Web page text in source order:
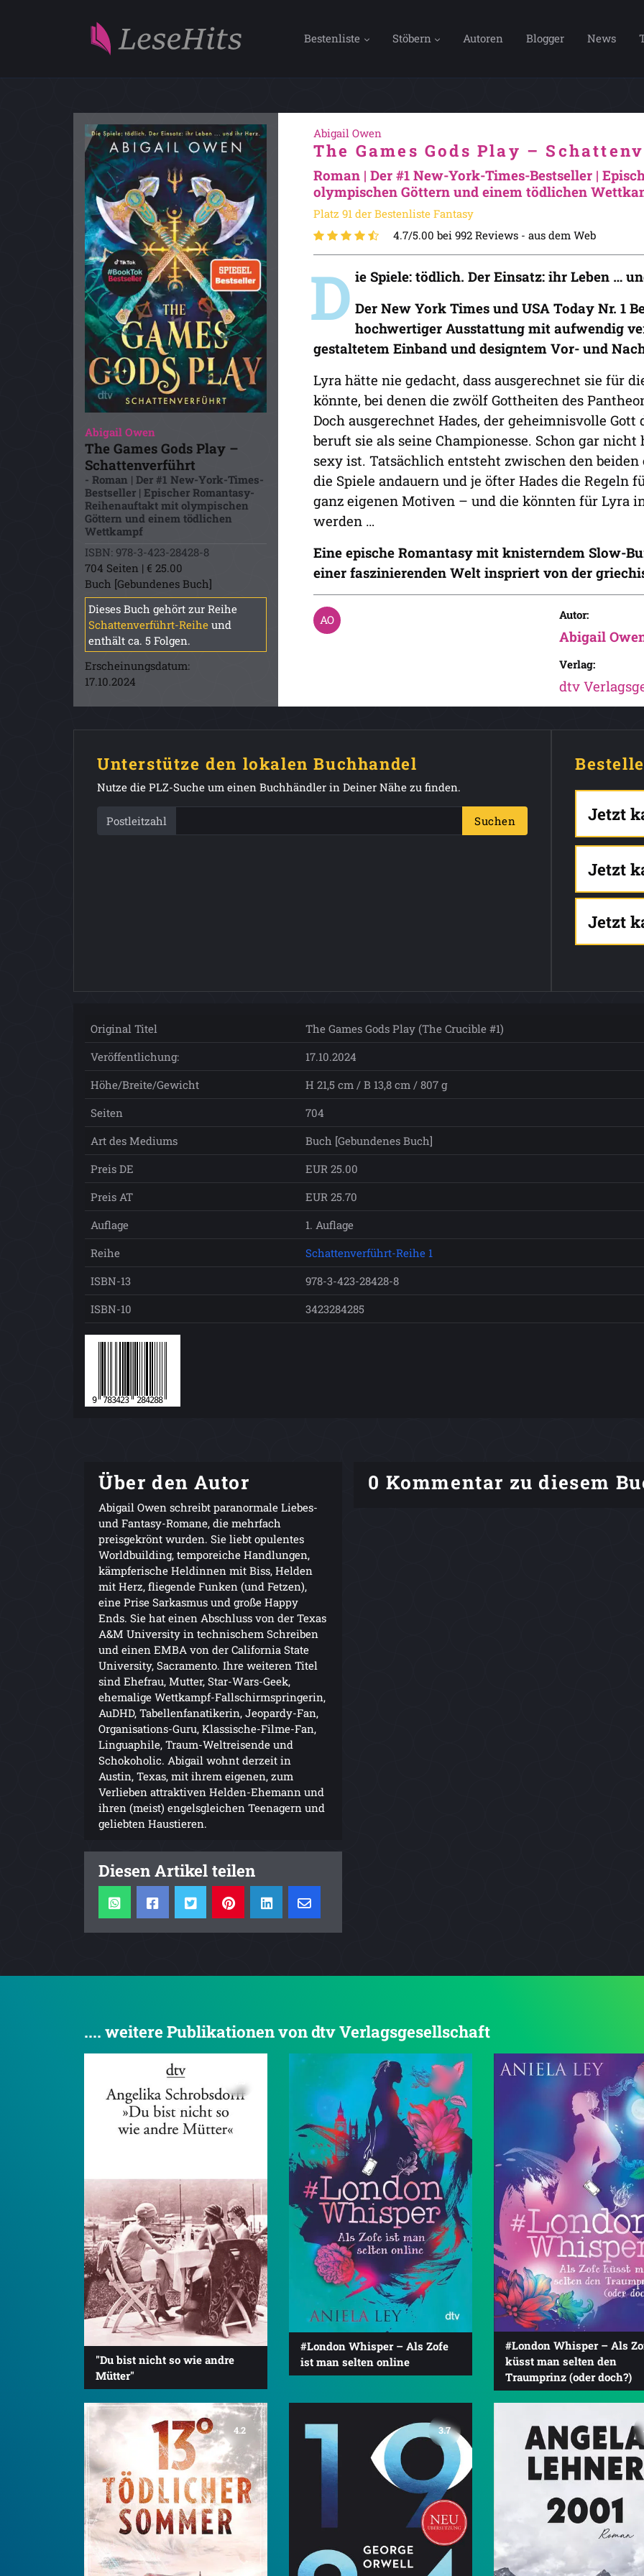
Bestenliste Stöbern Autoren Blogger News
Abigail Owen
The Games Gods Play –
Schattenverführt
- Roman | Der #1 New-York-Times-
Bestseller | Epischer Romantasy-
Reihenauftakt mit olympischen
Göttern und einem tödlichen
Wettkampf
ISBN: 978-3-423-28428-8
704 Seiten | € 25.00
Buch [Gebundenes Buch]
Dieses Buch gehört zur Reihe
Schattenverführt-Reihe und
enthält ca. 5 Folgen.
Erscheinungsdatum:
17.10.2024
Abigail Owen
The Games Gods Play –
Roman | Der #1 New-York-Times-Bestseller |
olympischen Göttern und einem tödlichen
Platz 91 der Bestenliste Fantasy
4.7/5.00 bei 992 Reviews - aus dem Web
D ie Spiele: tödlich. Der Einsatz: ihr Leben …
Der New York Times und USA Today Nr. 1
hochwertiger Ausstattung mit aufwendig
gestaltetem Einband und designtem Vor- und
Lyra hätte nie gedacht, dass ausgerechnet sie für
könnte, bei denen die zwölf Gottheiten des
Doch ausgerechnet Hades, der geheimnisvolle
beruft sie als seine Championesse. Schon gar
sexy ist. Tatsächlich entsteht zwischen den
die Spiele andauern und je öfter Hades die Regeln
ganz eigenen Motiven – und die könnten für Lyra
werden …
Eine epische Romantasy mit knisterndem Slow-
einer faszinierenden Welt inspriert von der
Autor:
Abigail
Verlag:
dtv
Unterstütze den lokalen Buchhandel
Nutze die PLZ-Suche um einen Buchhändler in Deiner Nähe zu finden.
Postleitzahl Suchen Jetzt
Jetzt
Jetzt
Original Titel
The Games Gods Play (The Crucible #1)
Veröffentlichung:
17.10.2024
Höhe/Breite/Gewicht
H 21,5 cm / B 13,8 cm / 807 g
Seiten
704
Art des Mediums
Buch [Gebundenes Buch]
Preis DE
EUR 25.00
Preis AT
EUR 25.70
Auflage
1. Auflage
Reihe
Schattenverführt-Reihe 1
ISBN-13
978-3-423-28428-8
ISBN-10
3423284285
Über den Autor
Abigail Owen schreibt paranormale Liebes-
und Fantasy-Romane, die mehrfach
preisgekrönt wurden. Sie liebt opulentes
Worldbuilding, temporeiche Handlungen,
kämpferische Heldinnen mit Biss, Helden
mit Herz, fliegende Funken (und Fetzen),
eine Prise Sarkasmus und große Happy
Ends. Sie hat einen Abschluss von der Texas
A&M University in technischem Schreiben
und einen EMBA von der California State
University, Sacramento. Ihre weiteren Titel
sind Ehefrau, Mutter, Star-Wars-Geek,
ehemalige Wettkampf-Fallschirmspringerin,
AuDHD, Tabellenfanatikerin, Jeopardy-Fan,
Organisations-Guru, Klassische-Filme-Fan,
Linguaphile, Traum-Weltreisende und
Schokoholic. Abigail wohnt derzeit in
Austin, Texas, mit ihrem eigenen, zum
Verlieben attraktiven Helden-Ehemann und
ihren (meist) engelsgleichen Teenagern und
geliebten Haustieren.
Diesen Artikel teilen
0 Kommentar zu diesem
.... weitere Publikationen von dtv Verlagsgesellschaft
"Du bist nicht so wie andre
Mütter"
#London Whisper – Als Zofe
ist man selten online
#London Whisper – Als
küsst man selten den
Traumprinz (oder doch?)
4.2 3.7